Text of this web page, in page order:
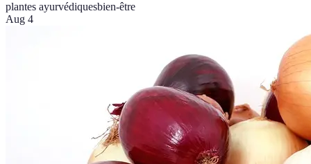
plantes ayurvédiquesbien-être
Aug 4